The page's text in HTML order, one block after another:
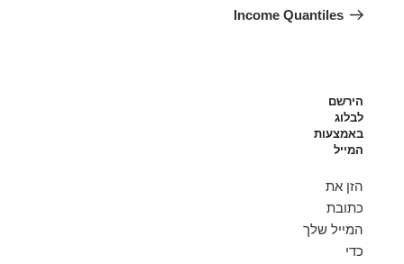
הקודםIncome Quantiles
הירשם
לבלוג
באמצעות
המייל
הזן את
כתובת
המייל שלך
כדי